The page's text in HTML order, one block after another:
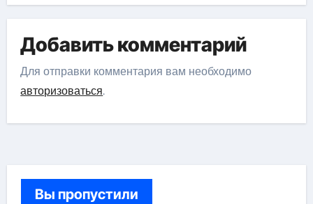
Добавить комментарий
Для отправки комментария вам необходимо
авторизоваться.
Вы пропустили